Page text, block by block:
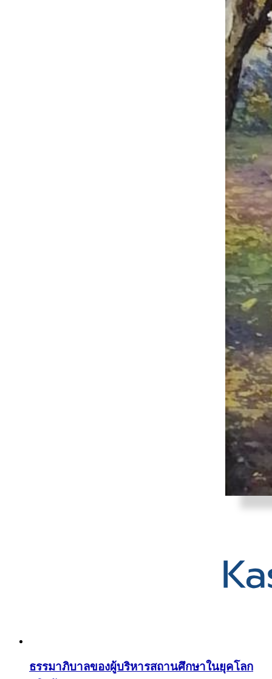
ธรรมาภิบาลของผู้บริหารสถานศึกษาในยุคโลก